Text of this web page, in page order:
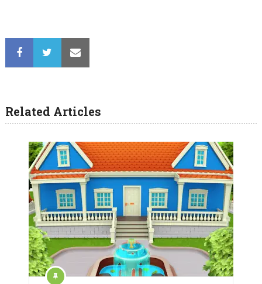
Related Articles